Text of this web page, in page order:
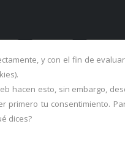
y con el fin de
hacen esto, sin embargo,
primero tu consentimiento.
dices?